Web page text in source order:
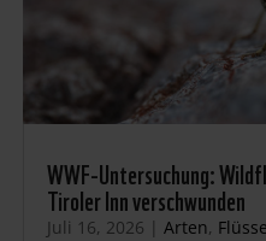
WWF-Untersuchung:
Tiroler Inn verschwunden
Juli 16, 2026 | Arten, Flüsse